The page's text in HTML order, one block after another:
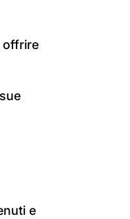
offrire
e